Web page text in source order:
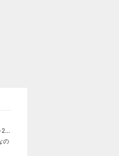
takaratta-2(たからった）
の